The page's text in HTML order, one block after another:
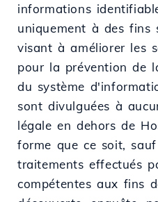
informations
uniquement à des fins
visant à améliorer les
pour la prévention de
du système
sont divulguées à
légale en dehors de
forme que ce soit,
traitements effectués
compétentes aux fins